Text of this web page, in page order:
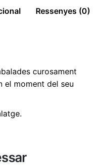
Ressenyes (0)
curosament
el moment del seu
.